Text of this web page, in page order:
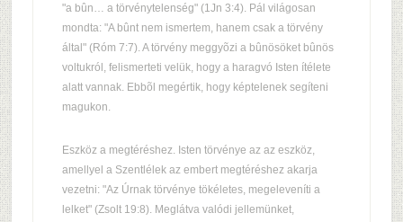
"a bûn… a törvénytelenség" (1Jn 3:4). Pál világosan
mondta: "A bûnt nem ismertem, hanem csak a törvény
által" (Róm 7:7). A törvény meggyõzi a bûnösöket bûnös
voltukról, felismerteti velük, hogy a haragvó Isten ítélete
alatt vannak. Ebbõl megértik, hogy képtelenek segíteni
magukon.
Eszköz a megtéréshez. Isten törvénye az az eszköz,
amellyel a Szentlélek az embert megtéréshez akarja
vezetni: "Az Úrnak törvénye tökéletes, megeleveníti a
lelket" (Zsolt 19:8). Meglátva valódi jellemünket,